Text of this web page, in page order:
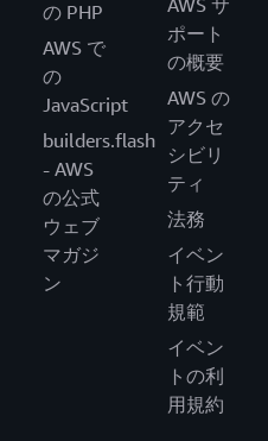
の PHP
AWS で
の
JavaScript
builders.flash
- AWS
の公式
ウェブ
マガジ
ン
AWS サ
ポート
の概要
AWS の
アクセ
シビリ
ティ
法務
イベン
ト行動
規範
イベン
トの利
用規約